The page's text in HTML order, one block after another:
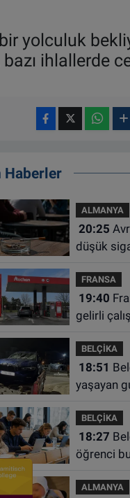
yolculuk
ihlallerde
Haberler
ALMANYA
20:25
düşük
açıklandı
FRANSA
19:40
gelirli
süre
BELÇİKA
18:51
yaşayan
kazada
BELÇİKA
18:27
öğrenci
ders
ALMANYA